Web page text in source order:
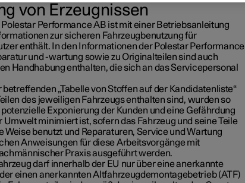
von Erzeugnissen
Polestar Performance AB ist mit einer Betriebsanleitung
zur sicheren Fahrzeugbenutzung für
enthält. In den Informationen der Polestar Performance
und -wartung sowie zu Originalteilen sind auch
Handhabung enthalten, die sich an das Servicepersonal
betreffenden „Tabelle von Stoffen auf der Kandidatenliste“
des jeweiligen Fahrzeugs enthalten sind, wurden so
Exponierung der Kunden und eine Gefährdung
Umwelt minimiert ist, sofern das Fahrzeug und seine Teile
Weise benutzt und Reparaturen, Service und Wartung
Anweisungen für diese Arbeitsvorgänge mit
Praxis ausgeführt werden.
darf innerhalb der EU nur über eine anerkannte
einen anerkannten Altfahrzeugdemontagebetrieb (ATF)